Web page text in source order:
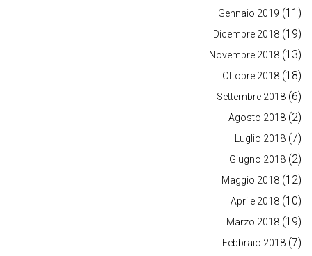
Gennaio 2019 (11)
Dicembre 2018 (19)
Novembre 2018 (13)
Ottobre 2018 (18)
Settembre 2018 (6)
Agosto 2018 (2)
Luglio 2018 (7)
Giugno 2018 (2)
Maggio 2018 (12)
Aprile 2018 (10)
Marzo 2018 (19)
Febbraio 2018 (7)